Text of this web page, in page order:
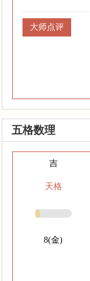
大师点评
五格数理
吉
天格
8(金)